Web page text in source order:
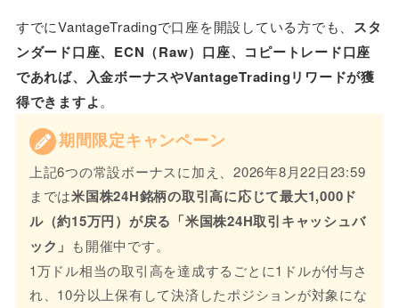
すでにVantageTradingで口座を開設している方でも、 スタ
ンダード口座、ECN（Raw）口座、コピートレード口座
であれば、入金ボーナスやVantageTradingリワードが獲
得できますよ。
期間限定キャンペーン
上記6つの常設ボーナスに加え、2026年8月22日23:59
までは米国株24H銘柄の取引高に応じて最大1,000ド
ル（約15万円）が戻る「米国株24H取引キャッシュバ
ック」 も開催中です。
1万ドル相当の取引高を達成するごとに1ドルが付与さ
れ、10分以上保有して決済したポジションが対象にな